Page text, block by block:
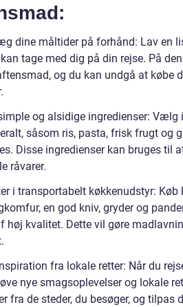
dine måltider på forhånd: Lav en
tage med dig på din rejse. På
og du kan undgå at købe
og alsidige ingredienser: Vælg
såsom ris, pasta, frisk frugt og
Disse ingredienser kan bruges til
råvarer.
i transportabelt køkkenudstyr: Køb
en god kniv, gryder og
høj kvalitet. Dette vil gøre
fra lokale retter: Når du
nye smagsoplevelser og lokale
fra de steder, du besøger, og tilpas